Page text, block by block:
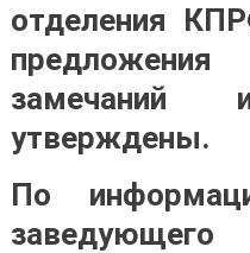
отделения
замечаний
утверждены.
По
заведующего